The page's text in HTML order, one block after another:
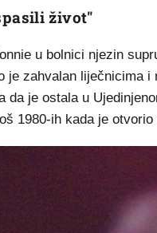
život"
u bolnici njezin
je zahvalan liječnicima
da je ostala u
1980-ih kada je